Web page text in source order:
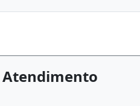
Atendimento